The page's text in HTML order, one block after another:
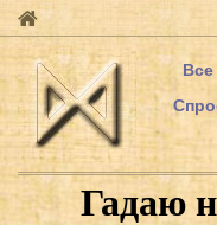
Гадаю